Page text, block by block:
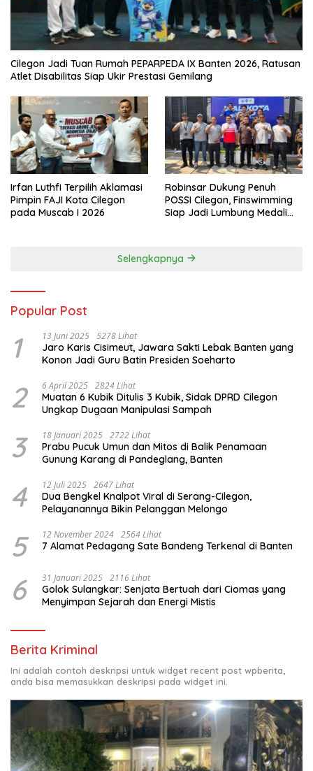
Cilegon Jadi Tuan Rumah PEPARPEDA IX Banten 2026, Ratusan
Atlet Disabilitas Siap Ukir Prestasi Gemilang
Irfan Luthfi Terpilih Aklamasi
Pimpin FAJI Kota Cilegon
pada Muscab I 2026
Robinsar Dukung Penuh
POSSI Cilegon, Finswimming
Siap Jadi Lumbung Medali
Selengkapnya
Popular Post
1 13 Juni 2025 5278 Lihat
Jaro Karis Cisimeut, Jawara Sakti Lebak Banten yang
Konon Jadi Guru Batin Presiden Soeharto
2 6 April 2025 2824 Lihat
Muatan 6 Kubik Ditulis 3 Kubik, Sidak DPRD Cilegon
Ungkap Dugaan Manipulasi Sampah
3 18 Januari 2025 2722 Lihat
Prabu Pucuk Umun dan Mitos di Balik Penamaan
Gunung Karang di Pandeglang, Banten
4 12 Juli 2025 2647 Lihat
Dua Bengkel Knalpot Viral di Serang-Cilegon,
Pelayanannya Bikin Pelanggan Melongo
5 12 November 2024 2564 Lihat
7 Alamat Pedagang Sate Bandeng Terkenal di Banten
6 31 Januari 2025 2116 Lihat
Golok Sulangkar: Senjata Bertuah dari Ciomas yang
Menyimpan Sejarah dan Energi Mistis
Berita Kriminal
Ini adalah contoh deskripsi untuk widget recent post wpberita,
anda bisa memasukkan deskripsi pada widget ini.